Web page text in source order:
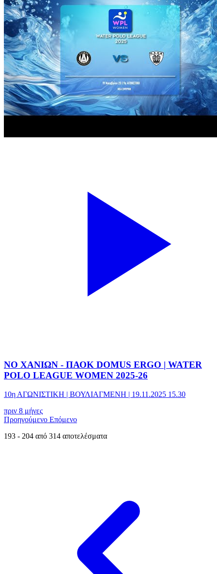
ΝΟ ΧΑΝΙΩΝ - ΠΑΟΚ DOMUS ERGO | WATER
POLO LEAGUE WOMEN 2025-26
10η ΑΓΩΝΙΣΤΙΚΗ | ΒΟΥΛΙΑΓΜΕΝΗ | 19.11.2025 15.30
πριν 8 μήνες
Προηγούμενο Επόμενο
193 - 204 από 314 αποτελέσματα